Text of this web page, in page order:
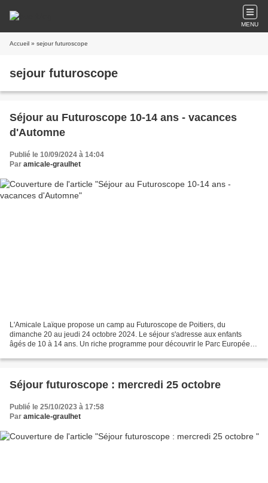
MENU
Accueil » sejour futuroscope
sejour futuroscope
Séjour au Futuroscope 10-14 ans - vacances
d'Automne
Publié le 10/09/2024 à 14:04
Par amicale-graulhet
L'Amicale Laïque propose un camp au Futuroscope de Poitiers, du
dimanche 20 au jeudi 24 octobre 2024. Le séjour s'adresse aux enfants
âgés de 10 à 14 ans. Un riche programme pour découvrir le Parc Européen
Séjour futuroscope : mercredi 25 octobre
Publié le 25/10/2023 à 17:58
Par amicale-graulhet